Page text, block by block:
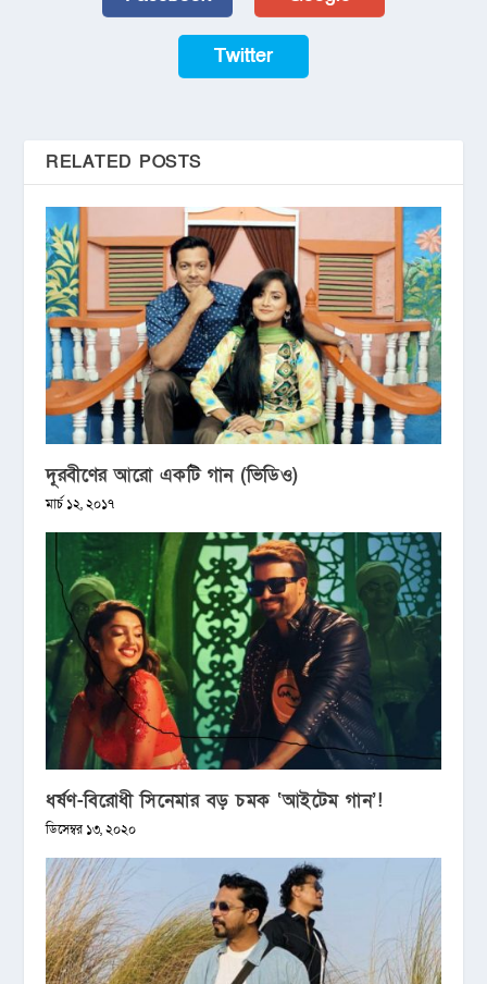
Twitter
RELATED POSTS
দূরবীণের আরো একটি গান (ভিডিও)
মার্চ ১২, ২০১৭
ধর্ষণ-বিরোধী সিনেমার বড় চমক ‘আইটেম গান’!
ডিসেম্বর ১৩, ২০২০